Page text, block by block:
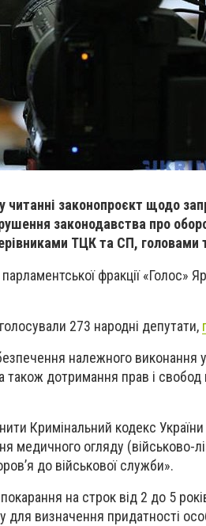
законопроєкт щодо
законодавства про
ТЦК та СП,
фракції «Голос»
273 народні депутати,
належного
також дотримання прав і
Кримінальний кодекс
огляду (військово-
до військової служби».
на строк від 2 до 5
визначення придатності